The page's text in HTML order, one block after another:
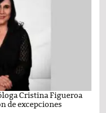
Cristina Figueroa
de excepciones